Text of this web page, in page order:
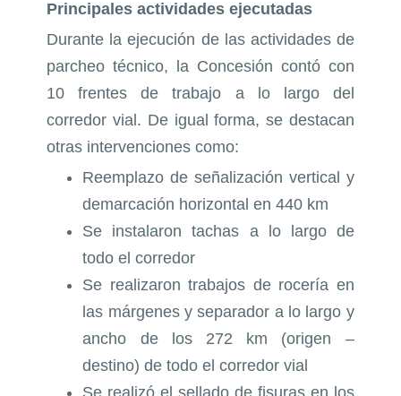
Principales actividades ejecutadas
Durante la ejecución de las actividades de
parcheo técnico, la Concesión contó con
10 frentes de trabajo a lo largo del
corredor vial. De igual forma, se destacan
otras intervenciones como:
Reemplazo de señalización vertical y
demarcación horizontal en 440 km
Se instalaron tachas a lo largo de
todo el corredor
Se realizaron trabajos de rocería en
las márgenes y separador a lo largo y
ancho de los 272 km (origen –
destino) de todo el corredor vial
Se realizó el sellado de fisuras en los